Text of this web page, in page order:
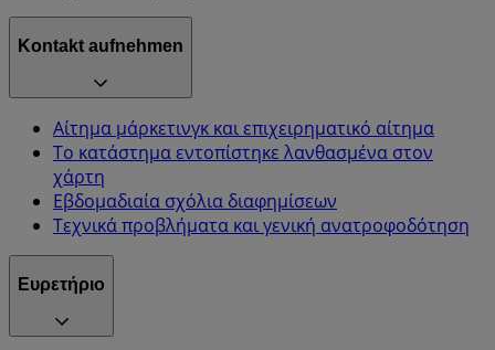
Kontakt aufnehmen
Αίτημα μάρκετινγκ και επιχειρηματικό αίτημα
Το κατάστημα εντοπίστηκε λανθασμένα στον
χάρτη
Εβδομαδιαία σχόλια διαφημίσεων
Τεχνικά προβλήματα και γενική ανατροφοδότηση
Ευρετήριο